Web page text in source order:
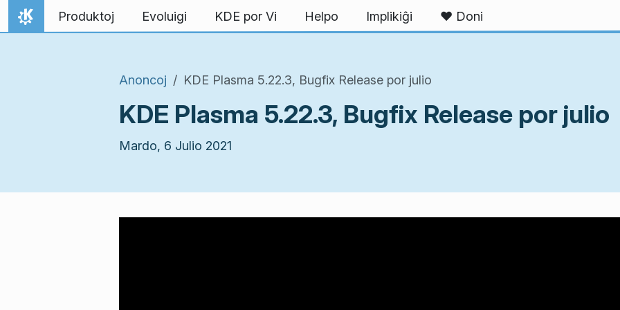
Salti al enhavo
Hejmo
Produktoj Evoluigi KDE por Vi Helpo Implikiĝi ❤ Doni
Anoncoj KDE Plasma 5.22.3, Bugfix Release por julio
KDE Plasma 5.22.3, Bugfix Release por julio
Mardo, 6 Julio 2021